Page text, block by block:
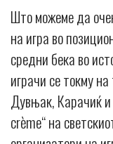
Што можеме да
на игра во
средни бека во
играчи се токму
Дувњак, Карачиќ
crème“ на